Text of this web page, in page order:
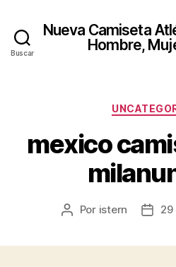
Buscar
Nueva Camiseta
Hombre,
mexico
Autor
Por istern 29